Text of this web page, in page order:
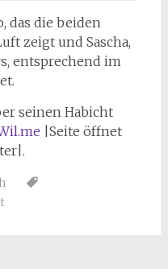
das die beiden
zeigt und Sascha,
entsprechend im
seinen Habicht
|Seite öffnet